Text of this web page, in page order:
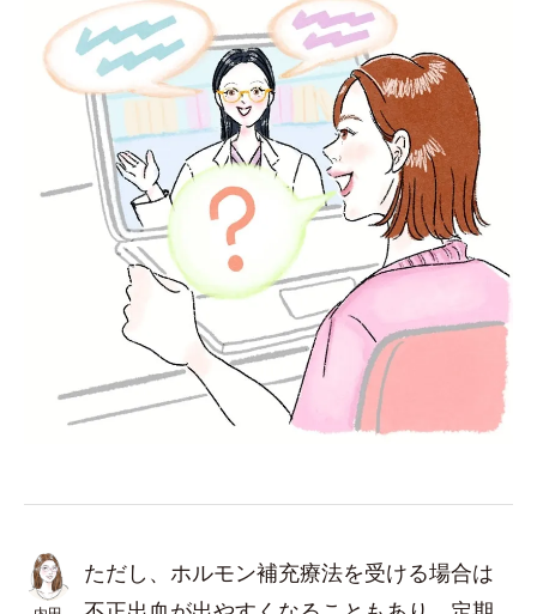
ただし、ホルモン補充療法を受ける場合は